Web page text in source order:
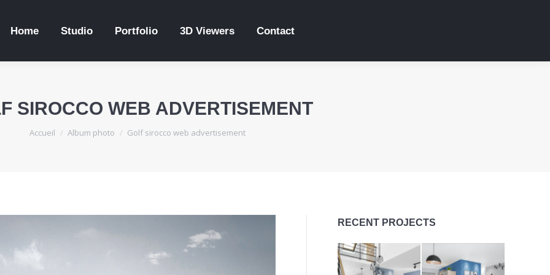
Home Studio Portfolio 3D Viewers Contact
SIROCCO WEB ADVERTISEMENT
Vous êtes ici :
Accueil Album photo Golf sirocco web advertisement
RECENT PROJECTS